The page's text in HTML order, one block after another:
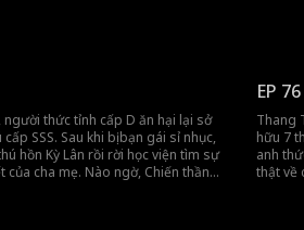
người thức tỉnh cấp D ăn hại lại sở
SSS. Sau khi bị bạn gái sỉ nhục,
hồn Kỳ Lân rồi rời học viện tìm sự
của cha mẹ. Nào ngờ, Chiến thần
EP 76
Thang
hữu 7
anh
thật về